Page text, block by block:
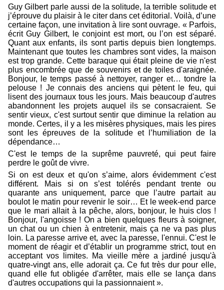
Guy Gilbert parle aussi de la solitude, la terrible solitude et
j’éprouve du plaisir à le citer dans cet éditorial. Voilà, d’une
certaine façon, une invitation à lire sont ouvrage. « Parfois,
écrit Guy Gilbert, le conjoint est mort, ou l’on est séparé.
Quant aux enfants, ils sont partis depuis bien longtemps.
Maintenant que toutes les chambres sont vides, la maison
est trop grande. Cette baraque qui était pleine de vie n'est
plus encombrée que de souvenirs et de toiles d'araignée.
Bonjour, le temps passé à nettoyer, ranger et… tondre la
pelouse ! Je connais des anciens qui pètent le feu, qui
lisent des journaux tous les jours. Mais beaucoup d'autres
abandonnent les projets auquel ils se consacraient. Se
sentir vieux, c'est surtout sentir que diminue la relation au
monde. Certes, il y a les misères physiques, mais les pires
sont les épreuves de la solitude et l’humiliation de la
dépendance…
C'est le temps de la suprême pauvreté, qui peut faire
perdre le goût de vivre.
Si on est deux et qu'on s’aime, alors évidemment c'est
différent. Mais si on s’est tolérés pendant trente ou
quarante ans uniquement, parce que l’autre partait au
boulot le matin pour revenir le soir… Et le week-end parce
que le mari allait à la pêche, alors, bonjour, le huis clos !
Bonjour, l'angoisse ! On a bien quelques fleurs à soigner,
un chat ou un chien à entretenir, mais ça ne va pas plus
loin. La paresse arrive et, avec la paresse, l'ennui. C'est le
moment de réagir et d’établir un programme strict, tout en
acceptant vos limites. Ma vieille mère a jardiné jusqu'à
quatre-vingt ans, elle adorait ça. Ce fut très dur pour elle,
quand elle fut obligée d'arrêter, mais elle se lança dans
d'autres occupations qui la passionnaient ».